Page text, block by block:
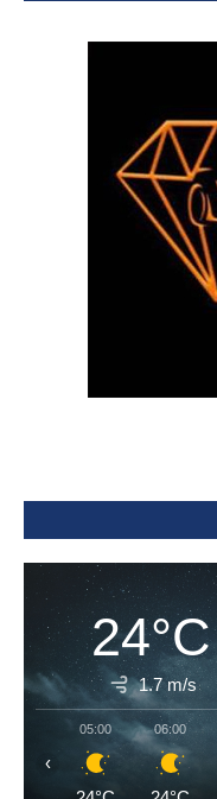
24°C
1.7 m/s
05:00 06:00
‹